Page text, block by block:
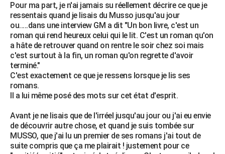
Pour ma part, je n'ai jamais su réellement décrire ce que je
ressentais quand je lisais du Musso jusqu'au jour
ou.....dans une interview GM a dit "Un bon livre, c'est un
roman qui rend heureux celui qui le lit. C'est un roman qu'on
a hâte de retrouver quand on rentre le soir chez soi mais
c'est surtout à la fin, un roman qu'on regrette d'avoir
terminé."
C'est exactement ce que je ressens lorsque je lis ses
romans.
Il a lui même posé des mots sur cet état d'esprit.
Avant je ne lisais que de l'irréel jusqu'au jour ou j'ai eu envie
de découvrir autre chose, et quand je suis tombée sur
MUSSO, que j'ai lu un premier de ses romans j'ai tout de
suite compris que ça me plairait ! justement pour ce